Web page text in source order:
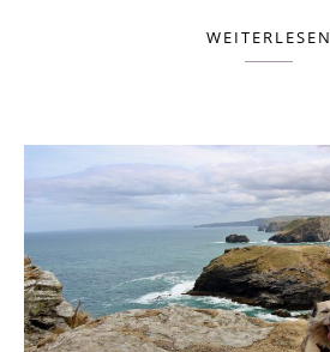
WEITERLESEN